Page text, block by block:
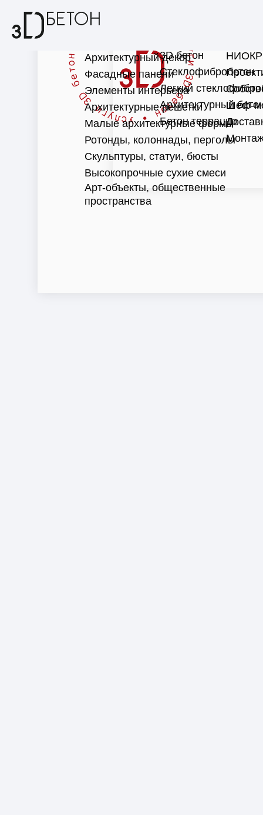
НИОКР
Шеф-
Архитектурный декор
Фасадные панели
Элементы интерьера
Архитектурные решетки
Малые архитектурные формы
Ротонды, колоннады, перголы
Скульптуры, статуи, бюсты
Высокопрочные сухие смеси
Арт-объекты, общественные
пространства
3D бетон
Стеклофибробетон
Легкий
Архитектурный
Бетон терраццо